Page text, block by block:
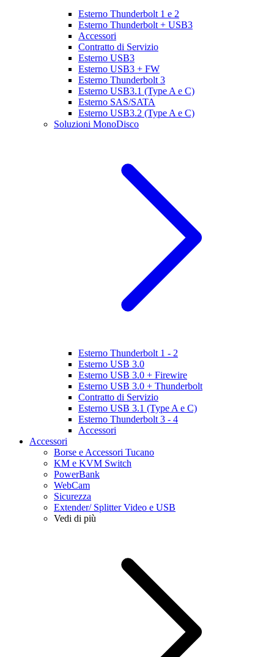
Esterno Thunderbolt 1 e 2
Esterno Thunderbolt + USB3
Accessori
Contratto di Servizio
Esterno USB3
Esterno USB3 + FW
Esterno Thunderbolt 3
Esterno USB3.1 (Type A e C)
Esterno SAS/SATA
Esterno USB3.2 (Type A e C)
Soluzioni MonoDisco
Esterno Thunderbolt 1 - 2
Esterno USB 3.0
Esterno USB 3.0 + Firewire
Esterno USB 3.0 + Thunderbolt
Contratto di Servizio
Esterno USB 3.1 (Type A e C)
Esterno Thunderbolt 3 - 4
Accessori
Accessori
Borse e Accessori Tucano
KM e KVM Switch
PowerBank
WebCam
Sicurezza
Extender/ Splitter Video e USB
Vedi di più